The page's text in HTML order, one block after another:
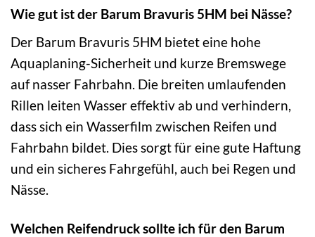
Wie gut ist der Barum Bravuris 5HM bei Nässe?
Der Barum Bravuris 5HM bietet eine hohe
Aquaplaning-Sicherheit und kurze Bremswege
auf nasser Fahrbahn. Die breiten umlaufenden
Rillen leiten Wasser effektiv ab und verhindern,
dass sich ein Wasserfilm zwischen Reifen und
Fahrbahn bildet. Dies sorgt für eine gute Haftung
und ein sicheres Fahrgefühl, auch bei Regen und
Nässe.
Welchen Reifendruck sollte ich für den Barum